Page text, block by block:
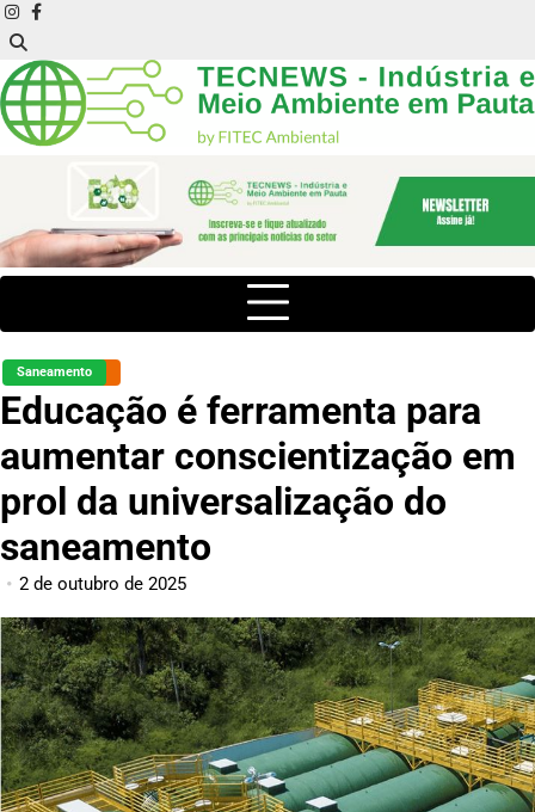
Skip
to
content
instagram
facebook
Saneamento
Educação é ferramenta para
aumentar conscientização em
prol da universalização do
saneamento
2 de outubro de 2025